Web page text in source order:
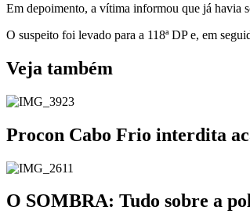
Em depoimento, a vítima informou que já havia
O suspeito foi levado para a 118ª DP e, em
Veja também
Procon Cabo Frio interdita
O SOMBRA: Tudo sobre a